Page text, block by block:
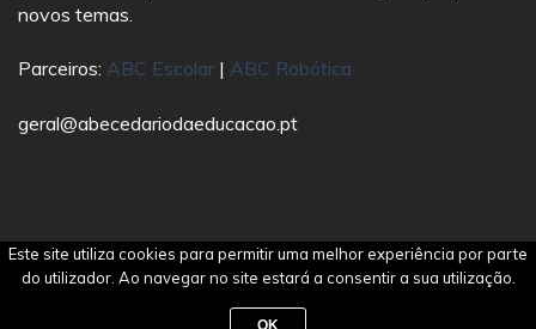
novos temas.
Parceiros: ABC Escolar | ABC Robótica
geral@abecedariodaeducacao.pt
Copyright 2021 Abecedário da Educação | All Rights
Este site utiliza cookies para permitir uma melhor experiência por parte
do utilizador. Ao navegar no site estará a consentir a sua utilização.
OK